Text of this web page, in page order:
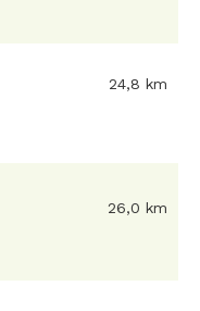
24,8 km
26,0 km